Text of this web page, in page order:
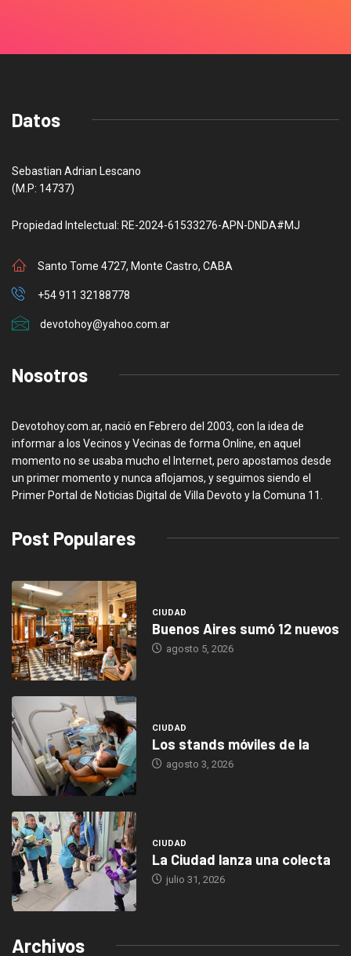
Datos
Sebastian Adrian Lescano
(M.P: 14737)
Propiedad Intelectual: RE-2024-61533276-APN-DNDA#MJ
Santo Tome 4727, Monte Castro, CABA
+54 911 32188778
devotohoy@yahoo.com.ar
Nosotros
Devotohoy.com.ar, nació en Febrero del 2003, con la idea de
informar a los Vecinos y Vecinas de forma Online, en aquel
momento no se usaba mucho el Internet, pero apostamos desde
un primer momento y nunca aflojamos, y seguimos siendo el
Primer Portal de Noticias Digital de Villa Devoto y la Comuna 11.
Post Populares
CIUDAD
Buenos Aires sumó 12 nuevos
agosto 5, 2026
CIUDAD
Los stands móviles de la
agosto 3, 2026
CIUDAD
La Ciudad lanza una colecta
julio 31, 2026
Archivos